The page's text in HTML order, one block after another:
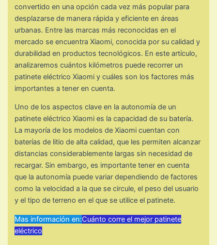
convertido en una opción cada vez más popular para
desplazarse de manera rápida y eficiente en áreas
urbanas. Entre las marcas más reconocidas en el
mercado se encuentra Xiaomi, conocida por su calidad y
durabilidad en productos tecnológicos. En este artículo,
analizaremos cuántos kilómetros puede recorrer un
patinete eléctrico Xiaomi y cuáles son los factores más
importantes a tener en cuenta.
Uno de los aspectos clave en la autonomía de un
patinete eléctrico Xiaomi es la capacidad de su batería.
La mayoría de los modelos de Xiaomi cuentan con
baterías de litio de alta calidad, que les permiten alcanzar
distancias considerablemente largas sin necesidad de
recargar. Sin embargo, es importante tener en cuenta
que la autonomía puede variar dependiendo de factores
como la velocidad a la que se circule, el peso del usuario
y el tipo de terreno en el que se utilice el patinete.
Mas información en:Cuánto corre el mejor patinete
eléctrico